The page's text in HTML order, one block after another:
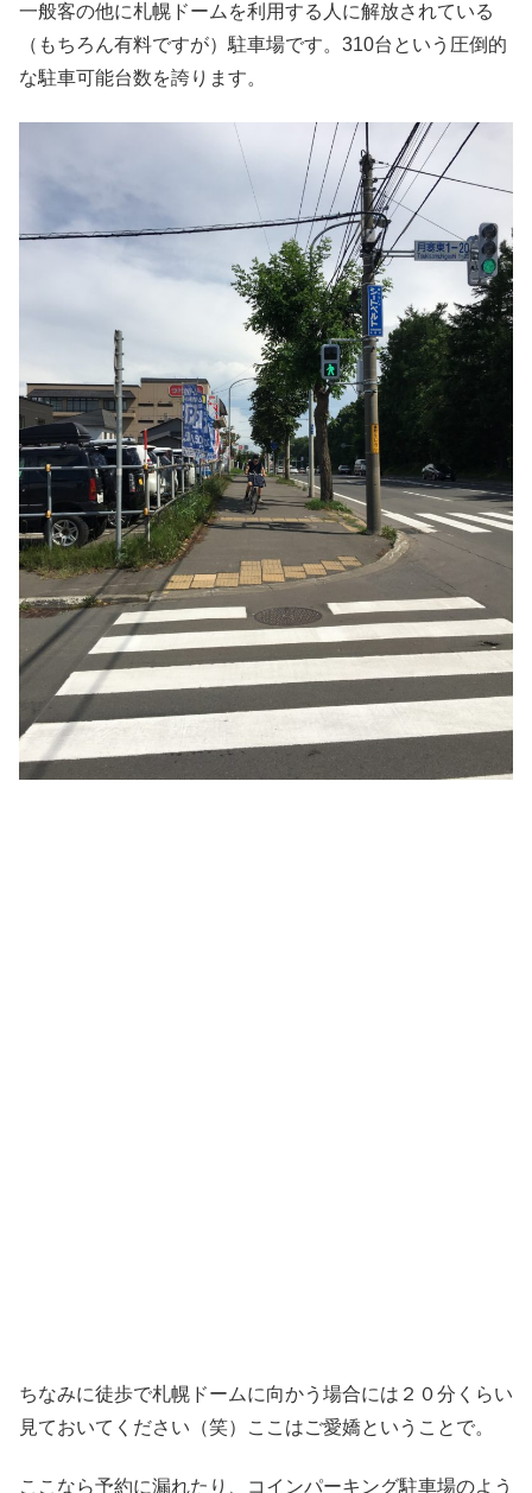
一般客の他に札幌ドームを利用する人に解放されている
（もちろん有料ですが）駐車場です。310台という圧倒的
な駐車可能台数を誇ります。
ちなみに徒歩で札幌ドームに向かう場合には２０分くらい
見ておいてください（笑）ここはご愛嬌ということで。
ここなら予約に漏れたり、コインパーキング駐車場のよう